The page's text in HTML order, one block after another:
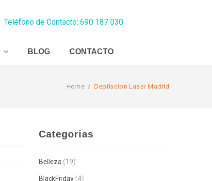
Teléfono de Contacto: 690 187 030
BLOG CONTACTO
Home / Depilacion Laser Madrid
Categorias
Belleza (19)
BlackFriday (4)